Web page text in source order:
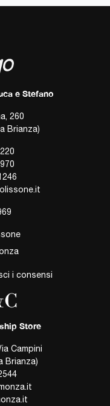
e Stefano
260
Brianza)
i consensi
Store
Campini
Brianza)